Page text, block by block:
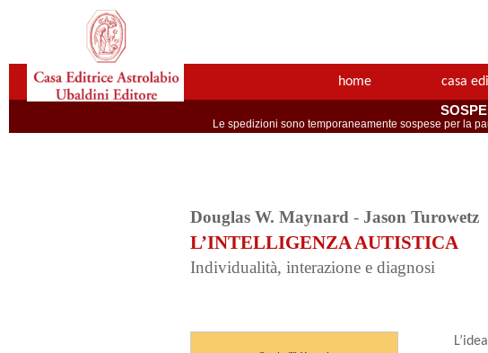
home casa
Le spedizioni sono temporaneamente sospese per la
Douglas W. Maynard- Jason Turowetz
L’INTELLIGENZA AUTISTICA
Individualità, interazione e diagnosi